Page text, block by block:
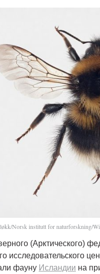
Norsk institutt for naturforskning/
(Арктического)
исследовательского
фауну Исландии на